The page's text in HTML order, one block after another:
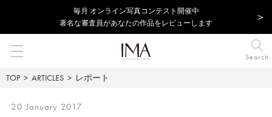
毎⽉ オンライン写真コンテスト開催中
著名な審査員があなたの作品をレビューします
Search
TOP ARTICLES レポート
20 January 2017